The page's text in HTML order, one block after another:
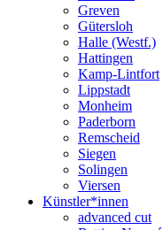
Greven
Gütersloh
Halle (Westf.)
Hattingen
Kamp-Lintfort
Lippstadt
Monheim
Paderborn
Remscheid
Siegen
Solingen
Viersen
Künstler*innen
advanced cut